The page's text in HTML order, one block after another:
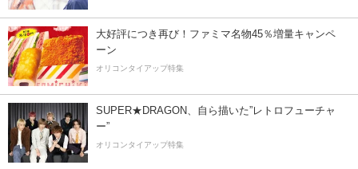
大好評につき再び！ファミマ名物45％増量キャンペ
ーン
オリコンタイアップ特集
SUPER★DRAGON、自ら描いた”レトロフューチャ
ー”
オリコンタイアップ特集